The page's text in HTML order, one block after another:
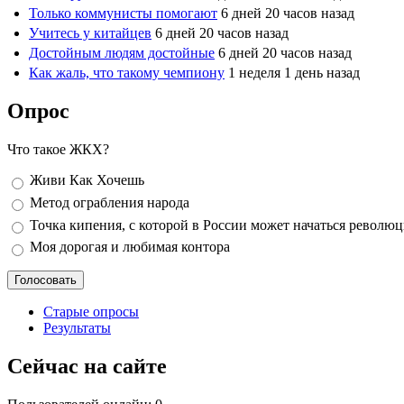
Только коммунисты помогают 6 дней 20 часов назад
Учитесь у китайцев 6 дней 20 часов назад
Достойным людям достойные 6 дней 20 часов назад
Как жаль, что такому чемпиону 1 неделя 1 день назад
Опрос
Что такое ЖКХ?
Варианты
Живи Как Хочешь
Метод ограбления народа
Точка кипения, с которой в России может начаться
Моя дорогая и любимая контора
Старые опросы
Результаты
Сейчас на сайте